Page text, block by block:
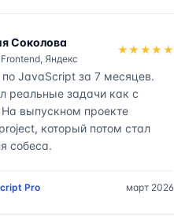
Соколова
Яндекс
★★★★★
JavaScript за 7 месяцев.
реальные задачи как с
выпускном проекте
который потом стал
собеса.
Pro март 2026